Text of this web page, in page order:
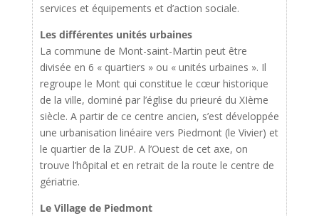
services et équipements et d’action sociale.
Les différentes unités urbaines
La commune de Mont-saint-Martin peut être
divisée en 6 « quartiers » ou « unités urbaines ». Il
regroupe le Mont qui constitue le cœur historique
de la ville, dominé par l’église du prieuré du XIème
siècle. A partir de ce centre ancien, s’est développée
une urbanisation linéaire vers Piedmont (le Vivier) et
le quartier de la ZUP. A l’Ouest de cet axe, on
trouve l’hôpital et en retrait de la route le centre de
gériatrie.
Le Village de Piedmont